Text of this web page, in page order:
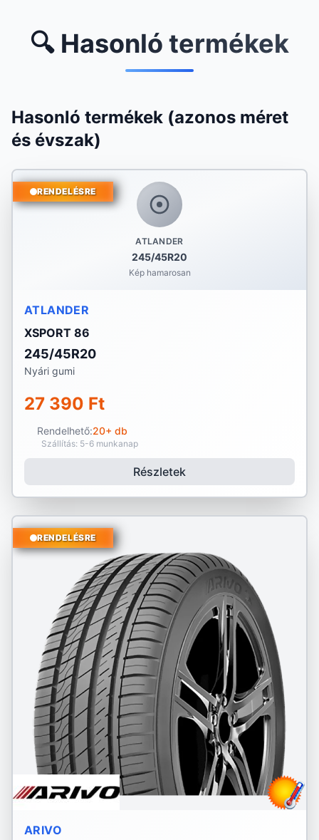
🔍 Hasonló termékek
Hasonló termékek (azonos méret
és évszak)
ATLANDER
245/45R20
Kép hamarosan
RENDELÉSRE
ATLANDER
XSPORT 86
245/45R20
Nyári gumi
27 390 Ft
Rendelhető:20+ db
Szállítás: 5-6 munkanap
Részletek
RENDELÉSRE
ARIVO